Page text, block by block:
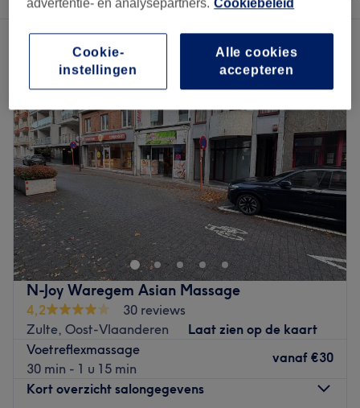
Een salon met:voetreflexmassage in Zulte, Oost-Vlaanderen
N-Joy Waregem Asian Massage
4,2
30 reviews
Zulte, Oost-Vlaanderen
Laat zien op de kaart
Voetreflexmassage
30 min - 1 u 15 min
vanaf €30
Kort overzicht salongegevens
advertentie- en analysepartners. Cookiebeleid
Alle cookies
accepteren
Cookie-
instellingen